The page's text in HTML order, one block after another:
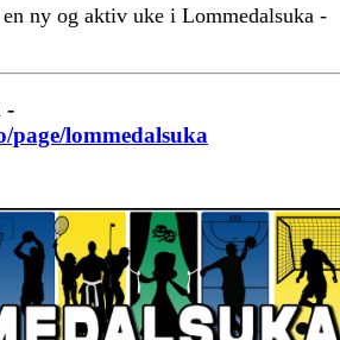
ny og aktiv uke i Lommedalsuka -
-
page/lommedalsuka